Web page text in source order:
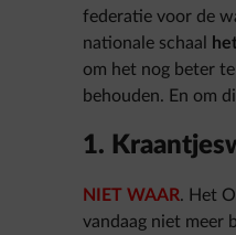
federatie voor de
nationale schaal
om het nog beter
behouden. En om
1.
NIET WAAR. Het
vandaag niet meer